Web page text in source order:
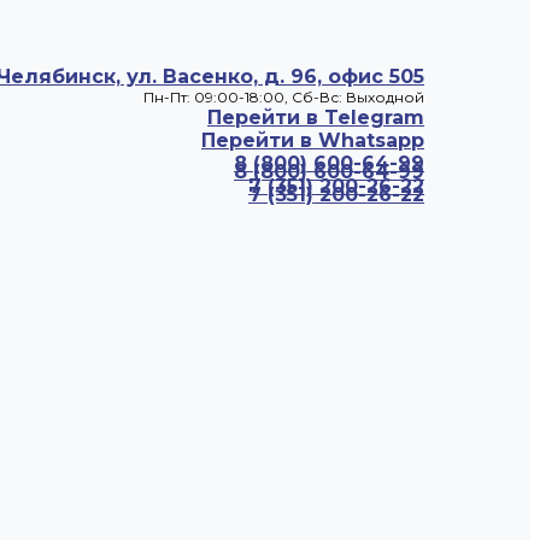
8 (800) 600-64-99
7 (351) 200-26-22
ул. Васенко, д. 96, офис 505
Пн-Пт: 09:00-18:00, Cб-Вс: Выходной
Перейти в Telegram
Перейти в Whatsapp
8 (800) 600-64-99
7 (351) 200-26-22